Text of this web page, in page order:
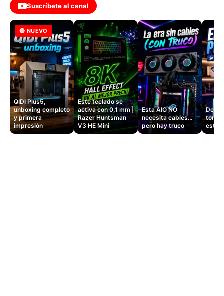
Suscríbete al canal
🔴 NUEVO
QIDI Plus5,
unboxing completo
y primera
impresión
Este teclado se
activa con 0,1 mm |
Razer Huntsman
V3 HE Mini
Esta AIO NO
necesita cables…
pero hay truco
Dejé
este